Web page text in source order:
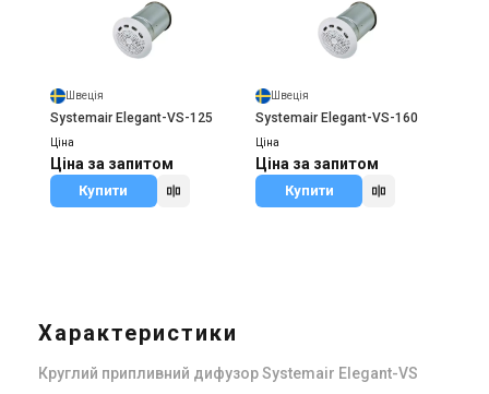
Швеція
Systemair Elegant-VS-125
Ціна
Ціна за запитом
Купити
Швеція
Systemair Elegant-VS-160
Ціна
Ціна за запитом
Купити
Характеристики
Круглий припливний дифузор Systemair Elegant-VS